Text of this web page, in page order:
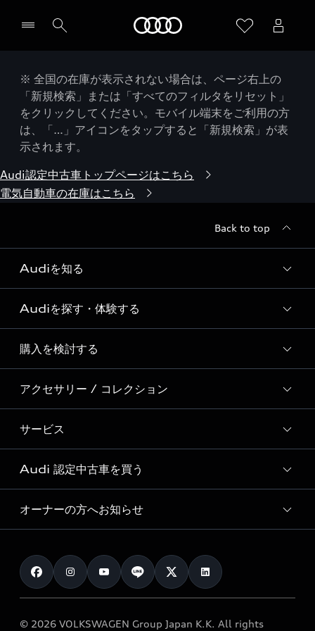
※ 全国の在庫が表示されない場合は、ページ右上の
「新規検索」または「すべてのフィルタをリセット」
をクリックしてください。モバイル端末をご利用の方
は、「…」アイコンをタップすると「新規検索」が表
示されます。
Audi認定中古車トップページはこちら
電気自動車の在庫はこちら
Back to top
Audiを知る
Audi ブランド
Story of Progress
Audi Sport
Formula 1®
デジタルサービス
Audiを探す・体験する
ディーラー検索
新車在庫検索
試乗車・展示車検索
見積もり依頼
試乗予約
購入を検討する
モデル一覧
特別仕様モデル / 限定モデル
e-tronラインアップ
価格シミュレーション
車両比較
カタログ一覧
アクセサリー / コレクション
純正アクセサリー
オンラインショップ
Audi collection
アウディナビアプリ
サービス
サービス入庫予約
サービスプログラム
メンテナンス
車検 / 定期点検
e-tronアフターサポート
Audi 認定中古車を買う
Audi認定中古車
クオリティ
保証
メンテナンス
オーナーの方へお知らせ
お知らせ
オーナー様向けキャンペーン
© 2026 VOLKSWAGEN Group Japan K.K. All rights